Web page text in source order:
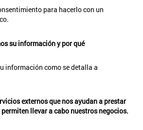
para hacerlo con un
su información y por qué
información como se detalla a
externos que nos ayudan a prestar
llevar a cabo nuestros negocios.